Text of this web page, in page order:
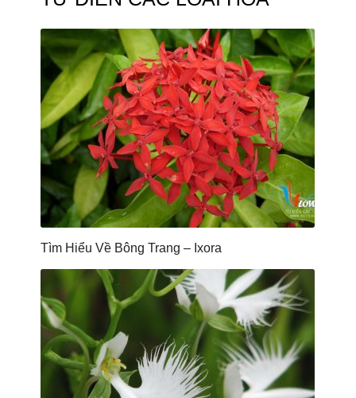
Tìm Hiểu Về Bông Trang – Ixora